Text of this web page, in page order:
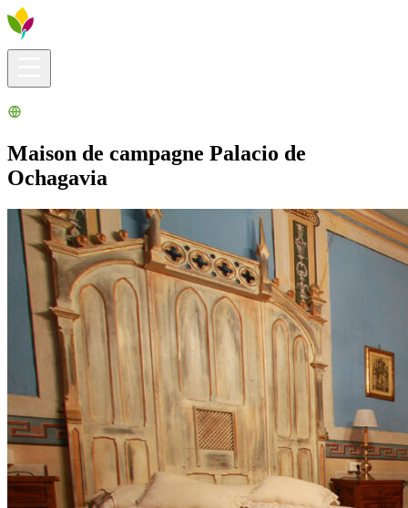
Maison de campagne Palacio de
Ochagavia